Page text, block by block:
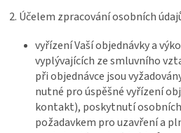
2. Účelem zpracování osobních
vyřízení Vaší objednávky a
vyplývajících ze smluvního
při objednávce jsou
nutné pro úspěšné vyřízení
kontakt), poskytnutí
požadavkem pro uzavření a